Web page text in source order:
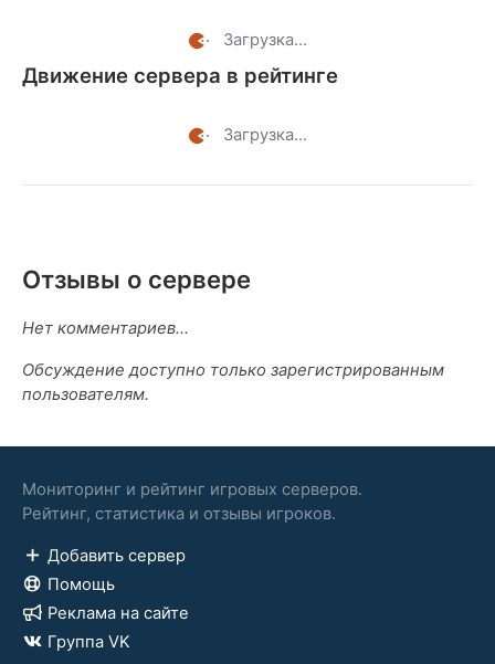
Загрузка...
Движение сервера в рейтинге
Загрузка...
Отзывы о сервере
Нет комментариев...
Обсуждение доступно только зарегистрированным
пользователям.
Мониторинг и рейтинг игровых серверов.
Рейтинг, статистика и отзывы игроков.
Добавить сервер
Помощь
Реклама на сайте
Группа VK